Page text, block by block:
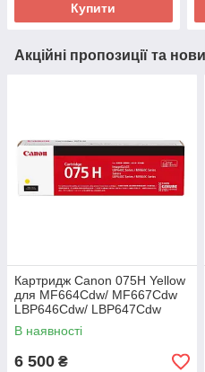
Купити
Акційні пропозиції та
Картридж Canon 075H Yellow
для MF664Cdw/ MF667Cdw
LBP646Cdw/ LBP647Cdw
(6366C002AA)
В наявності
6 500 ₴